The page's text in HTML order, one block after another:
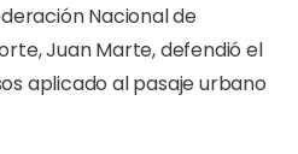
Nacional de
Juan Marte, defendió el
aplicado al pasaje urbano